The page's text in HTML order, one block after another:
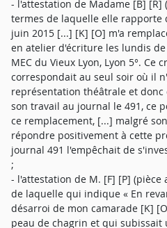
- l'attestation de Madame [B] [R]
termes de laquelle elle rapporte
juin 2015 [...] [K] [O] m'a
en atelier d'écriture les lundis
MEC du Vieux Lyon, Lyon 5°. Ce
correspondait au seul soir où il
représentation théâtrale et
son travail au journal le 491, ce
ce remplacement, [...] malgré
répondre positivement à cette
journal 491 l'empêchait de
;
- l'attestation de M. [F] [P] (pièce
de laquelle qui indique « En
désarroi de mon camarade [K]
peau de chagrin et qui subissait